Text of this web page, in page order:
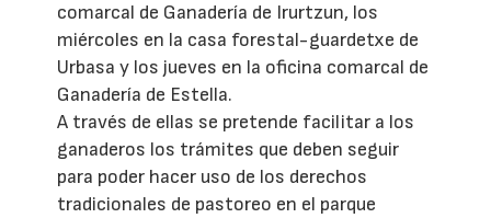
comarcal de Ganadería de Irurtzun, los
miércoles en la casa forestal-guardetxe de
Urbasa y los jueves en la oficina comarcal de
Ganadería de Estella.
A través de ellas se pretende facilitar a los
ganaderos los trámites que deben seguir
para poder hacer uso de los derechos
tradicionales de pastoreo en el parque